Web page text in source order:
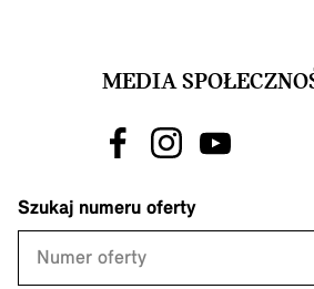
MEDIA
Szukaj numeru oferty